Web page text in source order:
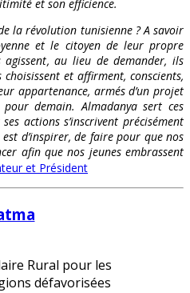
et son efficience.
la révolution tunisienne ? A savoir
et le citoyen de leur propre
agissent, au lieu de demander, ils
et affirment, conscients,
appartenance, armés d’un projet
demain. Almadanya sert ces
actions s’inscrivent précisément
d’inspirer, de faire pour que nos
afin que nos jeunes embrassent
et Président
Rural pour les
défavorisées